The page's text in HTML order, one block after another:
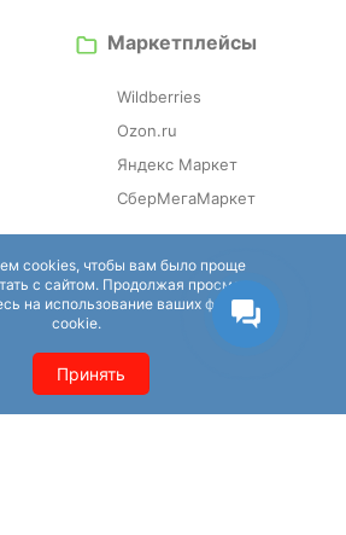
Справочники
Eapteka.ru
Tripadvisor
SPR.ru
GMSTAR.RU
Маркетплейсы
Wildberries
Ozon.ru
Яндекс Маркет
СберМегаМаркет
cookies, чтобы вам было проще
с сайтом. Продолжая просмотр,
на использование ваших файлов
cookie.
Принять